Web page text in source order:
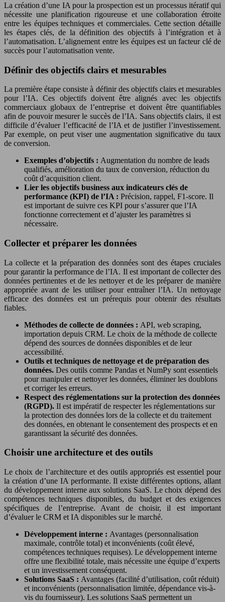
La création d’une IA pour la prospection est un processus itératif qui
nécessite une planification rigoureuse et une collaboration étroite
entre les équipes techniques et commerciales. Cette section détaille
les étapes clés, de la définition des objectifs à l’intégration et à
l’automatisation. L’alignement entre les équipes est un facteur clé de
succès pour l’automatisation vente.
Définir des objectifs clairs et mesurables
La première étape consiste à définir des objectifs clairs et mesurables
pour l’IA. Ces objectifs doivent être alignés avec les objectifs
commerciaux globaux de l’entreprise et doivent être quantifiables
afin de pouvoir mesurer le succès de l’IA. Sans objectifs clairs, il est
difficile d’évaluer l’efficacité de l’IA et de justifier l’investissement.
Par exemple, on peut viser une augmentation significative du taux
de conversion.
Exemples d’objectifs : Augmentation du nombre de leads
qualifiés, amélioration du taux de conversion, réduction du
coût d’acquisition client.
Lier les objectifs business aux indicateurs clés de
performance (KPI) de l’IA : Précision, rappel, F1-score. Il
est important de suivre ces KPI pour s’assurer que l’IA
fonctionne correctement et d’ajuster les paramètres si
nécessaire.
Collecter et préparer les données
La collecte et la préparation des données sont des étapes cruciales
pour garantir la performance de l’IA. Il est important de collecter des
données pertinentes et de les nettoyer et de les préparer de manière
appropriée avant de les utiliser pour entraîner l’IA. Un nettoyage
efficace des données est un prérequis pour obtenir des résultats
fiables.
Méthodes de collecte de données : API, web scraping,
importation depuis CRM. Le choix de la méthode de collecte
dépend des sources de données disponibles et de leur
accessibilité.
Outils et techniques de nettoyage et de préparation des
données. Des outils comme Pandas et NumPy sont essentiels
pour manipuler et nettoyer les données, éliminer les doublons
et corriger les erreurs.
Respect des réglementations sur la protection des données
(RGPD). Il est impératif de respecter les réglementations sur
la protection des données lors de la collecte et du traitement
des données, en obtenant le consentement des prospects et en
garantissant la sécurité des données.
Choisir une architecture et des outils
Le choix de l’architecture et des outils appropriés est essentiel pour
la création d’une IA performante. Il existe différentes options, allant
du développement interne aux solutions SaaS. Le choix dépend des
compétences techniques disponibles, du budget et des exigences
spécifiques de l’entreprise. Avant de choisir, il est important
d’évaluer le CRM et IA disponibles sur le marché.
Développement interne : Avantages (personnalisation
maximale, contrôle total) et inconvénients (coût élevé,
compétences techniques requises). Le développement interne
offre une flexibilité totale, mais nécessite une équipe d’experts
et un investissement conséquent.
Solutions SaaS : Avantages (facilité d’utilisation, coût réduit)
et inconvénients (personnalisation limitée, dépendance vis-à-
vis du fournisseur). Les solutions SaaS permettent un